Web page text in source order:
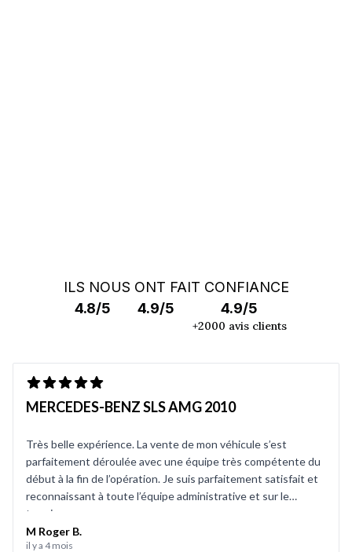
ILS NOUS ONT FAIT CONFIANCE
4.8/5
4.9/5 4.9/5
+2000 avis clients
MERCEDES-BENZ SLS AMG 2010
Très belle expérience. La vente de mon véhicule s’est
parfaitement déroulée avec une équipe très compétente du
début à la fin de l’opération. Je suis parfaitement satisfait et
reconnaissant à toute l’équipe administrative et sur le
terrain.
M Roger B.
il y a 4 mois